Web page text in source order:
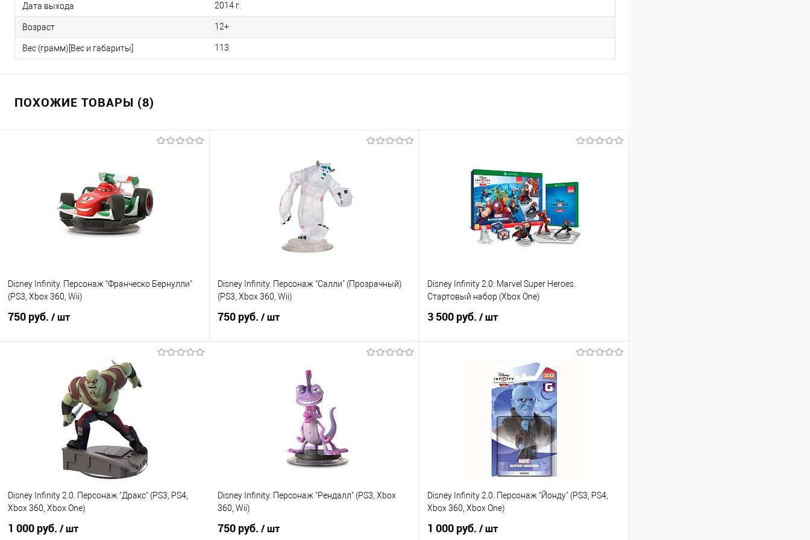
Дата выхода 2014 г.
Возраст 12+
Вес (грамм)[Вес и габариты] 113
ПОХОЖИЕ ТОВАРЫ (8)
Disney Infinity. Персонаж "Франческо Бернулли"
(PS3, Xbox 360, Wii)
750 руб. / шт
В корзину
Купить в 1 клик
В избранное
Disney Infinity. Персонаж "Салли" (Прозрачный)
(PS3, Xbox 360, Wii)
750 руб. / шт
Disney Infinity 2.0: Marvel Super Heroes.
Стартовый набор (Xbox One)
3 500 руб. / шт
В корзину
Купить в 1 клик
Сравнение
В наличии
Disney Infinity 2.0. Персонаж "Дракс" (PS3, PS4,
Xbox 360, Xbox One)
1 000 руб. / шт
Disney Infinity. Персонаж "Рендалл" (PS3, Xbox
360, Wii)
750 руб. / шт
Disney Infinity 2.0. Персонаж "Йонду" (PS3, PS4,
Xbox 360, Xbox One)
1 000 руб. / шт